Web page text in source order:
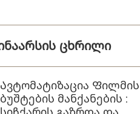
ცხრილი
Ავტომატიზაცია Ფილმის
ბუშტების მანქანების :